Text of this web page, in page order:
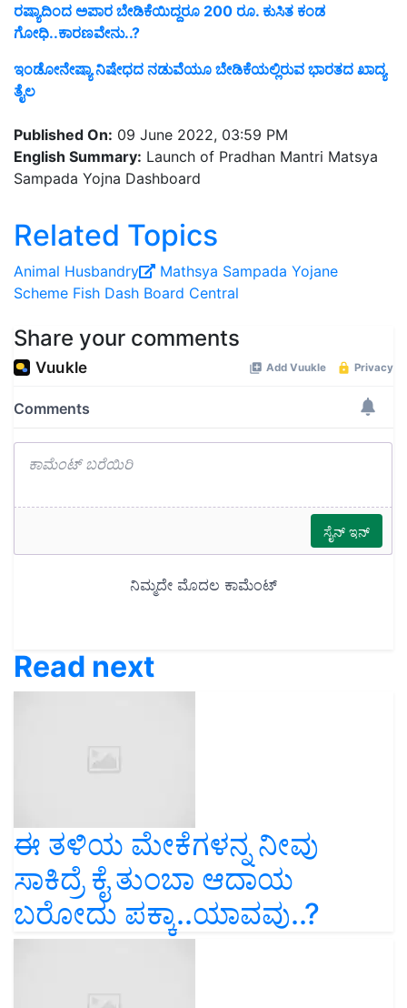
ರಷ್ಯಾದಿಂದ ಅಪಾರ ಬೇಡಿಕೆಯಿದ್ದರೂ 200 ರೂ. ಕುಸಿತ ಕಂಡ
ಗೋಧಿ..ಕಾರಣವೇನು..?
ಇಂಡೋನೇಷ್ಯಾ ನಿಷೇಧದ ನಡುವೆಯೂ ಬೇಡಿಕೆಯಲ್ಲಿರುವ ಭಾರತದ ಖಾದ್ಯ
ತೈಲ
Published On: 09 June 2022, 03:59 PM
English Summary: Launch of Pradhan Mantri Matsya
Sampada Yojna Dashboard
Related Topics
Animal Husbandry
Mathsya Sampada Yojane
Scheme Fish Dash Board Central
Share your comments
Read next
ಈ ತಳಿಯ ಮೇಕೆಗಳನ್ನ ನೀವು
ಸಾಕಿದ್ರೆ ಕೈ ತುಂಬಾ ಆದಾಯ
ಬರೋದು ಪಕ್ಕಾ..ಯಾವವು..?